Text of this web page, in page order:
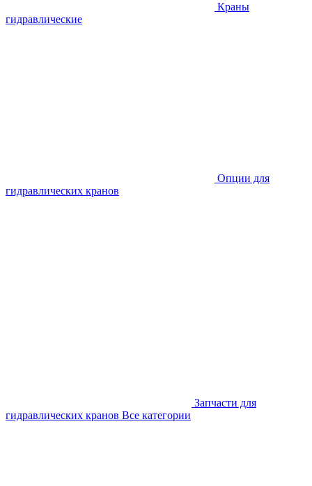
Краны
гидравлические
Опции для
гидравлических кранов
Запчасти для
гидравлических кранов Все категории